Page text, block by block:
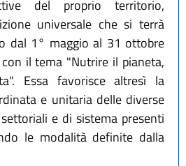
del proprio territorio,
universale che si terrà
dal 1° maggio al 31 ottobre
il tema "Nutrire il pianeta,
Essa favorisce altresì la
e unitaria delle diverse
e di sistema presenti
le modalità definite dalla